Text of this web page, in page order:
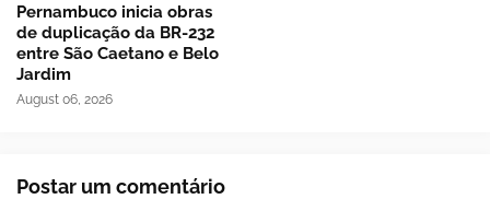
Pernambuco inicia obras
de duplicação da BR-232
entre São Caetano e Belo
Jardim
August 06, 2026
Postar um comentário